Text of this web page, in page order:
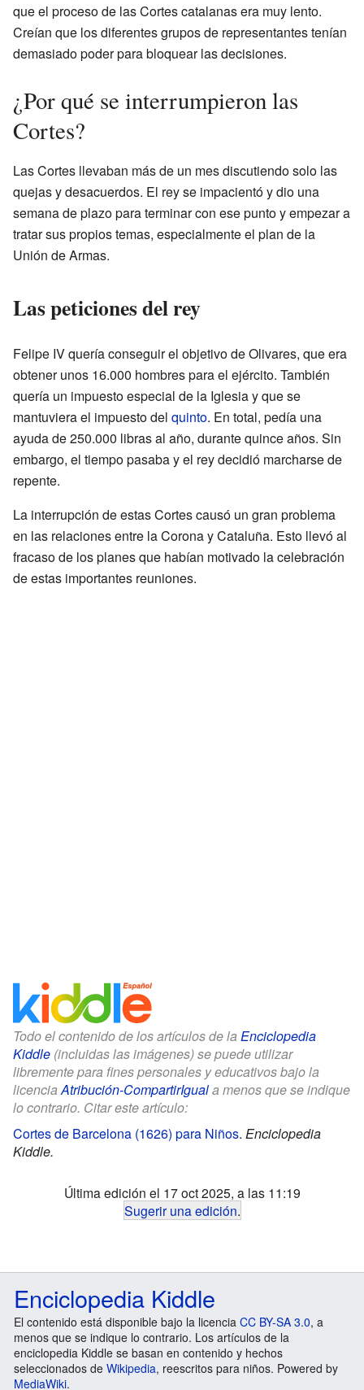
que el proceso de las Cortes catalanas era muy lento.
Creían que los diferentes grupos de representantes tenían
demasiado poder para bloquear las decisiones.
¿Por qué se interrumpieron las
Cortes?
Las Cortes llevaban más de un mes discutiendo solo las
quejas y desacuerdos. El rey se impacientó y dio una
semana de plazo para terminar con ese punto y empezar a
tratar sus propios temas, especialmente el plan de la
Unión de Armas.
Las peticiones del rey
Felipe IV quería conseguir el objetivo de Olivares, que era
obtener unos 16.000 hombres para el ejército. También
quería un impuesto especial de la Iglesia y que se
mantuviera el impuesto del quinto. En total, pedía una
ayuda de 250.000 libras al año, durante quince años. Sin
embargo, el tiempo pasaba y el rey decidió marcharse de
repente.
La interrupción de estas Cortes causó un gran problema
en las relaciones entre la Corona y Cataluña. Esto llevó al
fracaso de los planes que habían motivado la celebración
de estas importantes reuniones.
Todo el contenido de los artículos de la Enciclopedia
Kiddle (incluidas las imágenes) se puede utilizar
libremente para fines personales y educativos bajo la
licenciaAtribución-CompartirIguala menos que se indique
lo contrario. Citar este artículo:
Cortes de Barcelona (1626) para Niños. Enciclopedia
Kiddle.
Última edición el 17 oct 2025, a las 11:19
Sugerir una edición.
Enciclopedia Kiddle
El contenido está disponible bajo la licencia CC BY-SA 3.0, a
menos que se indique lo contrario. Los artículos de la
enciclopedia Kiddle se basan en contenido y hechos
seleccionados de Wikipedia, reescritos para niños. Powered by
MediaWiki.